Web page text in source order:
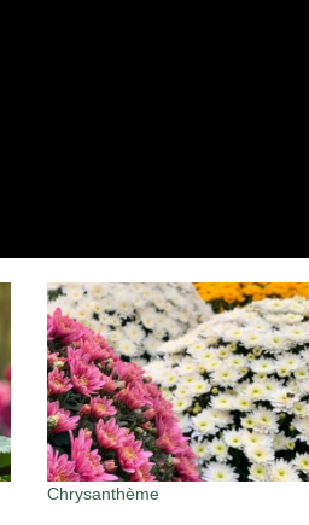
Chrysanthème